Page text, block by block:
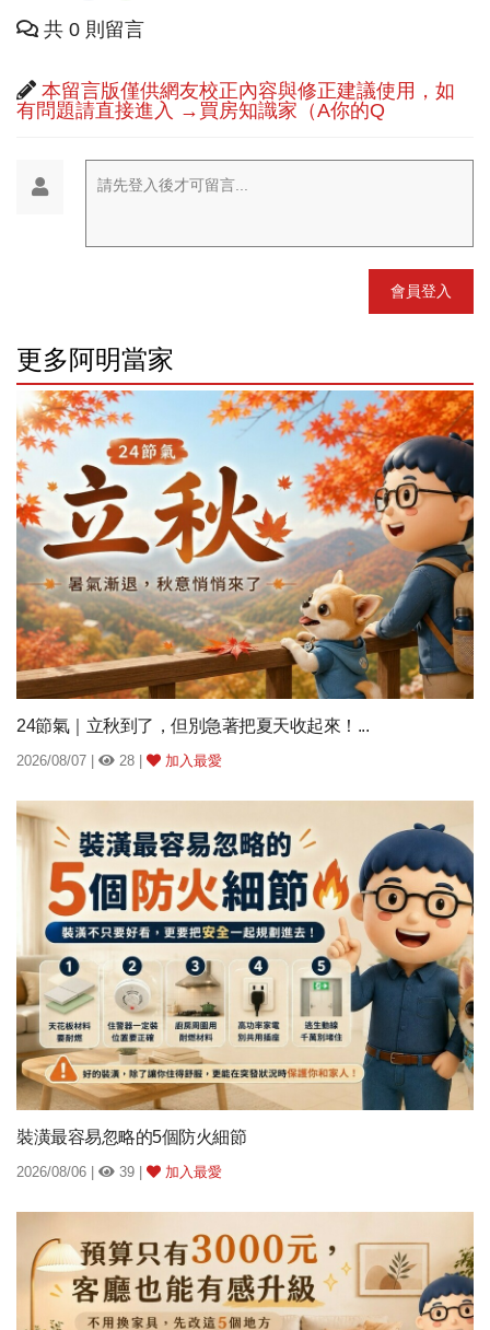
共 0 則留言
本留言版僅供網友校正內容與修正建議使用，如
有問題請直接進入 →買房知識家（A你的Q
請先登入後才可留言...
會員登入
更多阿明當家
24節氣｜立秋到了，但別急著把夏天收起來！...
2026/08/07 | 28 | 加入最愛
裝潢最容易忽略的5個防火細節
2026/08/06 | 39 | 加入最愛